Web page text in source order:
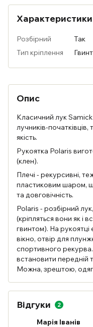
Характеристики
Розбірний
Так
Тип кріплення
Гвинт
Опис
Класичний лук
лучників-початківців,
якість.
Рукоятка Polaris
(клен).
Плечі - рекурсивні,
пластиковим шаром,
та довговічність.
Polaris - розбірний
(кріпляться вони як і
гвинтом). На рукоятці
вікно, отвір для
спортивного
встановити передній
Можна, зрештою,
Відгуки 2
Марія Іванів